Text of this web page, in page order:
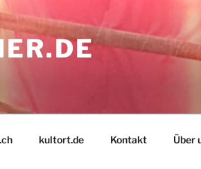
kultort.de Kontakt Über